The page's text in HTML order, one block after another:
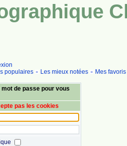
populaires Les mieux notées Mes favoris
de passe pour vous
pas les cookies